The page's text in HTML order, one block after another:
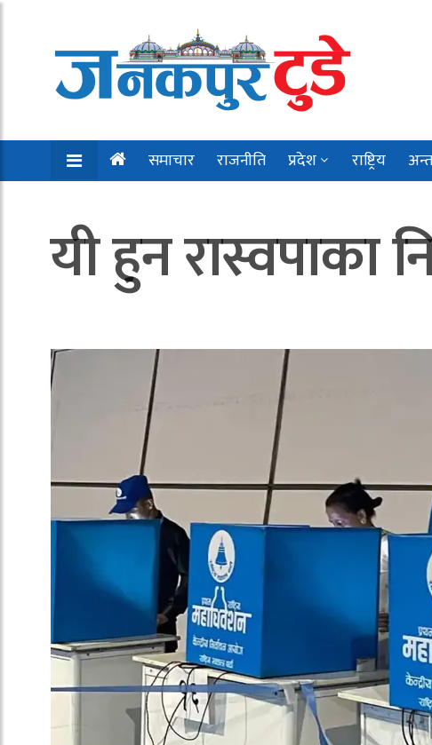
समाचार राजनीति प्रदेश राष्ट्रिय
यी हुन रास्वपाका